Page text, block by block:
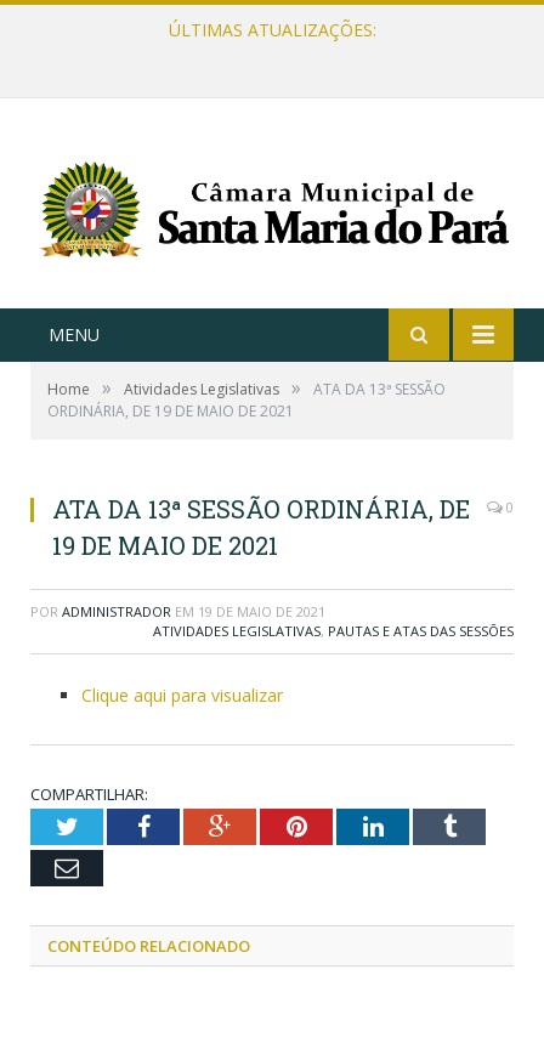
ÚLTIMAS ATUALIZAÇÕES:
MENU
Home » Atividades Legislativas »
ATA DA 13ª SESSÃO
ORDINÁRIA, DE 19 DE MAIO DE 2021
ATA DA 13ª SESSÃO ORDINÁRIA, DE
19 DE MAIO DE 2021
0
POR ADMINISTRADOR EM 19 DE MAIO DE 2021
ATIVIDADES LEGISLATIVAS, PAUTAS E ATAS DAS SESSÕES
Clique aqui para visualizar
COMPARTILHAR:
TwitterFacebookGoogle+PinterestLinkedInTumblr
Email
CONTEÚDO RELACIONADO